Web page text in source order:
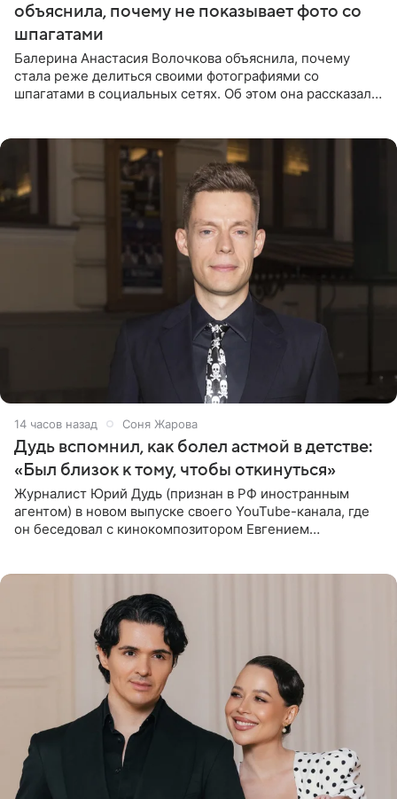
объяснила, почему не показывает фото со
шпагатами
Балерина Анастасия Волочкова объяснила, почему
стала реже делиться своими фотографиями со
шпагатами в социальных сетях. Об этом она рассказала
14 часов назад Соня Жарова
Дудь вспомнил, как болел астмой в детстве:
«Был близок к тому, чтобы откинуться»
Журналист Юрий Дудь (признан в РФ иностранным
агентом) в новом выпуске своего YouTube-канала, где
он беседовал с кинокомпозитором Евгением